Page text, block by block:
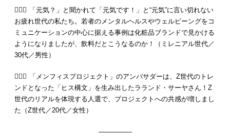
💁🏻‍♂️ 「元気？」と聞かれて「元気です！」と“元気”に言い切れない
お疲れ世代の私たち。若者のメンタルヘルスやウェルビーングをコ
ミュニケーションの中心に据える事例は化粧品ブランドで見かける
ようになりましたが、飲料だとこうなるのか！（ミレニアル世代／
30代／男性）
💁🏻‍♀️ 「メンフィスプロジェクト」のアンバサダーは、Z世代のトレ
ンドとなった「ヒス構文」を生み出したラランド・サーヤさん！Z
世代のリアルを体現する人選で、プロジェクトへの共感が増しまし
た（Z世代／20代／女性）
—————